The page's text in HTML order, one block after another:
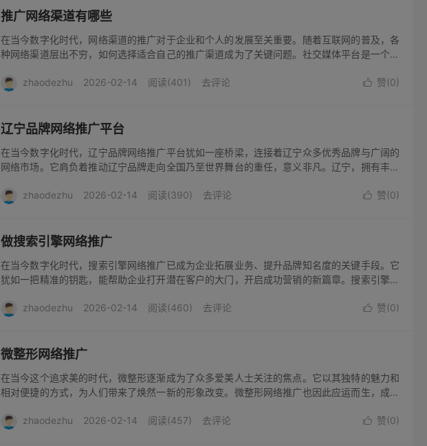
推广网络渠道有哪些
在当今数字化时代，网络渠道的推广对于企业和个人的发展至关重要。随着互联网的普及，各
种网络渠道层出不穷，如何选择适合自己的推广渠道成为了关键问题。社交媒体平台是一个不
趣、有价值的内容吸引用户关注，与用户进行互动，从而提高品...
 赞(0)
zhaodezhu 2026-02-14 阅读(401) 去评论
辽宁品牌网络推广平台
在当今数字化时代，辽宁品牌网络推广平台犹如一座桥梁，连接着辽宁众多优秀品牌与广阔的
网络市场。它肩负着推动辽宁品牌走向全国乃至世界舞台的重任，意义非凡。辽宁，拥有丰富
老字号到充满创新活力的新品牌，它们都蕴含着辽宁的地域文...
 赞(0)
zhaodezhu 2026-02-14 阅读(390) 去评论
做搜索引擎网络推广
在当今数字化时代，搜索引擎网络推广已成为企业拓展业务、提升品牌知名度的关键手段。它
犹如一把精准的钥匙，能帮助企业打开潜在客户的大门，开启成功营销的新篇章。搜索引擎网
获得更高的排名，从而吸引更多用户点击访问。这一过程涉及...
 赞(0)
zhaodezhu 2026-02-14 阅读(460) 去评论
微整形网络推广
在当今这个追求美的时代，微整形逐渐成为了众多爱美人士关注的焦点。它以其独特的魅力和
相对便捷的方式，为人们带来了焕然一新的形象改变。微整形网络推广也因此应运而生，成为
统推广方式的时空限制。通过各种网络平台，如社交媒体、专...
 赞(0)
zhaodezhu 2026-02-14 阅读(457) 去评论